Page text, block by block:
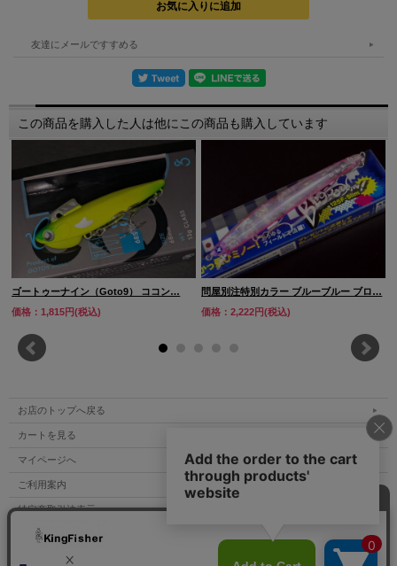
友達にメールですすめる
この商品を購入した人は他にこの商品も購入しています
ゴートゥーナイン（Goto9） ココン…
価格：1,815円(税込)
問屋別注特別カラー ブルーブルー ブロ…
価格：2,222円(税込)
お店のトップへ戻る
カートを見る
マイページへ
ご利用案内
特定商取引法表示
個人情報の取扱い
サイトマップ